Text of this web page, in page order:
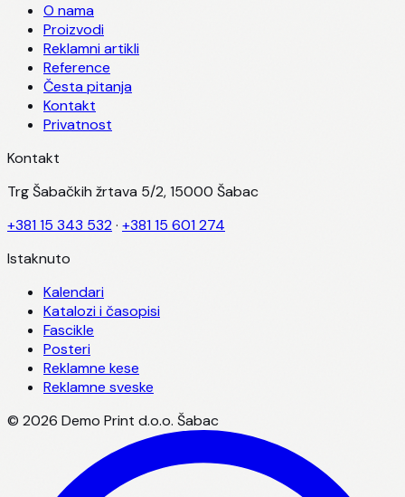
O nama
Proizvodi
Reklamni artikli
Reference
Česta pitanja
Kontakt
Privatnost
Kontakt
Trg Šabačkih žrtava 5/2, 15000 Šabac
+381 15 343 532· +381 15 601 274
Istaknuto
Kalendari
Katalozi i časopisi
Fascikle
Posteri
Reklamne kese
Reklamne sveske
© 2026 Demo Print d.o.o. Šabac